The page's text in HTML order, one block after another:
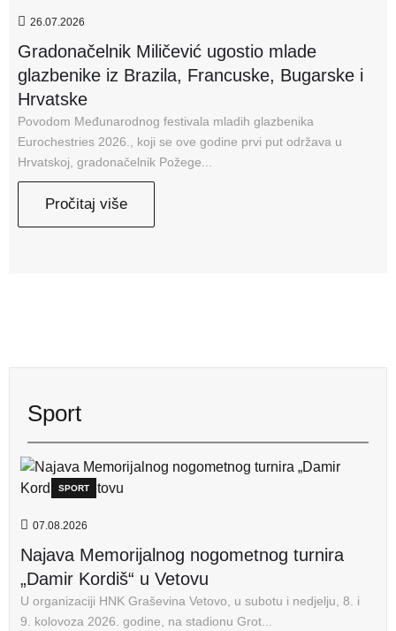
26.07.2026
Gradonačelnik Miličević ugostio mlade
glazbenike iz Brazila, Francuske, Bugarske i
Hrvatske
Povodom Međunarodnog festivala mladih glazbenika
Eurochestries 2026., koji se ove godine prvi put održava u
Hrvatskoj, gradonačelnik Požege...
Pročitaj više
Sport
SPORT
07.08.2026
Najava Memorijalnog nogometnog turnira
„Damir Kordiš“ u Vetovu
U organizaciji HNK Graševina Vetovo, u subotu i nedjelju, 8. i
9. kolovoza 2026. godine, na stadionu Grot...